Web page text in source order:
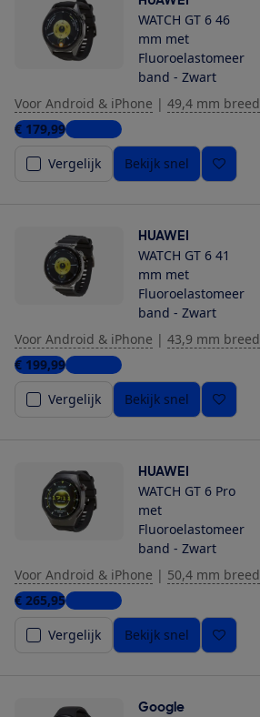
WATCH GT 6 46
mm met
Fluoroelastomeer
band - Zwart
Voor Android & iPhone | 49,4 mm breed
€ 179,998 winkels
Vergelijk
Bekijk snel
HUAWEI
WATCH GT 6 41
mm met
Fluoroelastomeer
band - Zwart
Voor Android & iPhone | 43,9 mm breed
€ 199,993 winkels
Vergelijk
Bekijk snel
HUAWEI
WATCH GT 6 Pro
met
Fluoroelastomeer
band - Zwart
Voor Android & iPhone | 50,4 mm breed
€ 265,956 winkels
Vergelijk
Bekijk snel
Google